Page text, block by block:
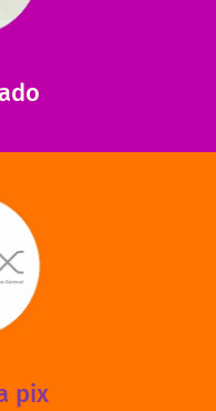
em contato conosco e
pix
importantes para
funcionamento!